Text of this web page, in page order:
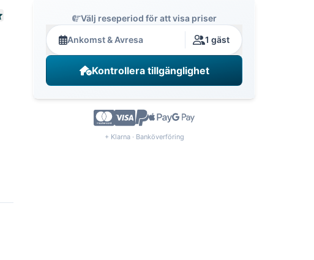
Välj reseperiod för att visa priser
Ankomst & Avresa 1 gäst
Kontrollera tillgänglighet
+ Klarna · Banköverföring